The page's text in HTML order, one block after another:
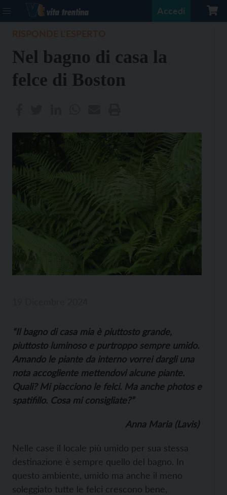
Accedi
Nel bagno di casa la
felce di Boston
“Il bagno di casa mia è piuttosto grande,
piuttosto luminoso e purtroppo sempre umido.
Amando le piante da interno vorrei dargli una
nota accogliente mettendovi alcune piante.
Quali? Mi piacciono le felci. Ma anche photos e
spatifillo. Cosa mi consigliate?”
Anna Maria (Lavis)
Nelle case il locale più umido per sua stessa
destinazione è sempre quello del bagno. In
questo ambiente, umido ma anche il meno
soleggiato tutte le felci crescono bene,